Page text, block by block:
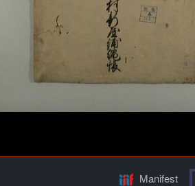
Manifest